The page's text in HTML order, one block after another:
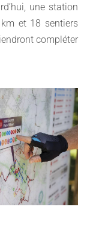
une station
et 18 sentiers
compléter